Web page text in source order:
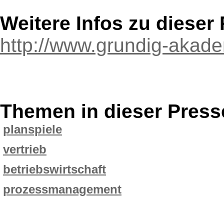
Weitere Infos zu dieser
http://www.grundig-
Themen in dieser
planspiele
vertrieb
betriebswirtschaft
prozessmanagement